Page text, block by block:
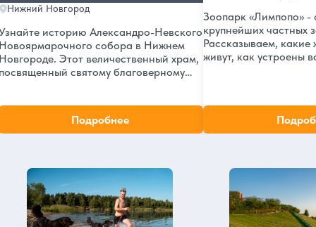
Нижний Новгород
историю Александро-Невского
собора в Нижнем
Этот величественный храм,
святому благоверному
в 1881 году.
Подробнее
Зоопарк «Лимпопо» -
крупнейших частных
Рассказываем, какие
живут, как устроены